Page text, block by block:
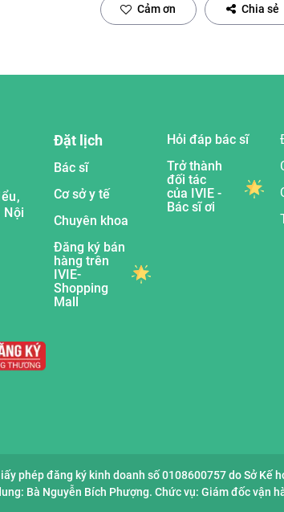
Cảm ơn Chia sẻ
Nội
Đặt lịch
Bác sĩ
Cơ sở y tế
Chuyên khoa
Đăng ký bán
hàng trên
IVIE-
Shopping
Mall
Hỏi đáp bác sĩ
Trở thành
đối tác
của IVIE -
Bác sĩ ơi
phép đăng ký kinh doanh số 0108600757 do Sở Kế
Bà Nguyễn Bích Phượng. Chức vụ: Giám đốc vận